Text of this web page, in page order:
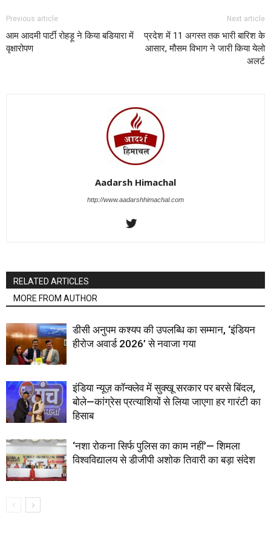
Previous article
आम आदमी पार्टी रोहड़ू ने किया बडियारा में
वृक्षारोपण
Next article
प्रदेश में 11 अगस्त तक भारी बारिश के
आसार, मौसम विभाग ने जारी किया येलो
अलर्ट
Aadarsh Himachal
http://www.aadarshhimachal.com
RELATED ARTICLES
MORE FROM AUTHOR
डीसी अनुपम कश्यप की उपलब्धि का सम्मान, ‘इंडियन
हीरोज अवार्ड 2026’ से नवाजा गया
इंडिया न्यूज़ कॉन्क्लेव में सुक्खू सरकार पर बरसे बिंदल,
बोले—कांग्रेस प्रत्याशियों से लिया जाएगा हर गारंटी का
हिसाब
‘नशा रोकना सिर्फ पुलिस का काम नहीं’— शिमला
विश्वविद्यालय से डीजीपी अशोक तिवारी का बड़ा संदेश